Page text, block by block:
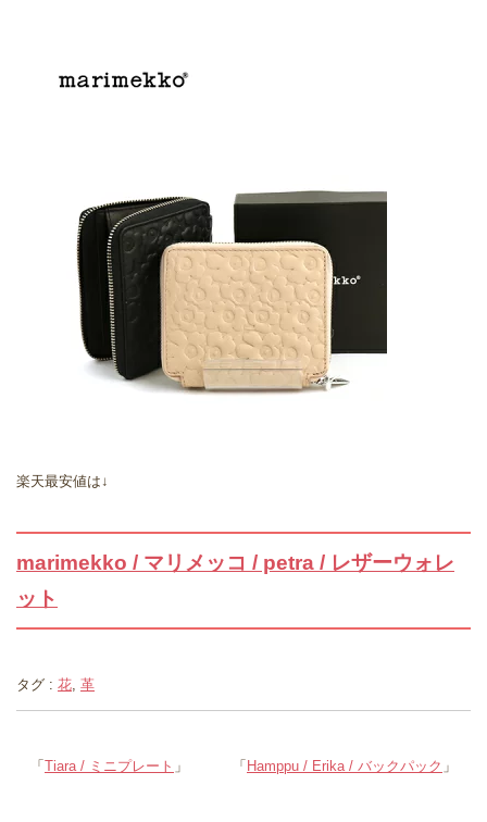
楽天最安値は↓
marimekko / マリメッコ / petra / レザーウォレ
ット
タグ : 花, 革
「 Hamppu / Erika / バックパック 」
「 Tiara / ミニプレート 」